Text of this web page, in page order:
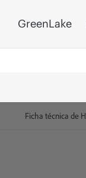
GreenLake